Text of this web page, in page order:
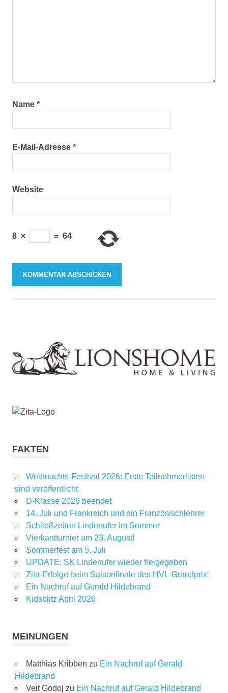
Name *
E-Mail-Adresse *
Website
8 × = 64
FAKTEN
Weihnachts-Festival 2026: Erste Teilnehmerlisten
sind veröffentlicht
D-Klasse 2026 beendet
14. Juli und Frankreich und ein Französischlehrer
Schließzeiten Lindenufer im Sommer
Vierkantturnier am 23. August!
Sommerfest am 5. Juli
UPDATE: SK Lindenufer wieder freigegeben
Zita-Erfolge beim Saisonfinale des HVL-Grandprix‘
Ein Nachruf auf Gerald Hildebrand
Kidsblitz April 2026
MEINUNGEN
Matthias Kribben zu Ein Nachruf auf Gerald
Hildebrand
Veit Godoj zu Ein Nachruf auf Gerald Hildebrand